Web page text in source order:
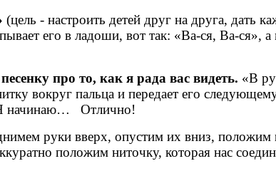
(цель - настроить детей друг на друга, дать
его в ладоши, вот так: «Ва-ся, Ва-
про то, как я рада вас видеть. «В
вокруг пальца и передает его
Я начинаю… Отлично!
руки вверх, опустим их вниз, положим
положим ниточку, которая нас